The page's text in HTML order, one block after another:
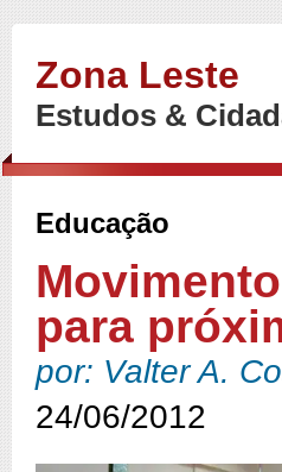
Zona Leste
Estudos &
Educação
para
por: Valter A.
24/06/2012